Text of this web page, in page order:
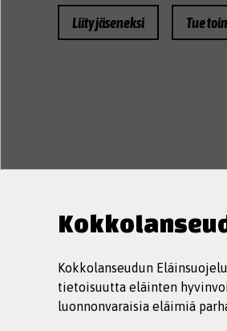
Liity jäseneksi Tue
Kokkolanseudun
tietoisuutta eläinten
luonnonvaraisia eläimiä